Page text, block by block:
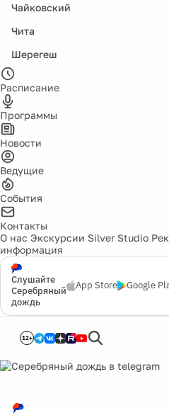
Чайковский
Чита
Шерегеш
Расписание
Программы
Новости
Ведущие
События
Контакты
О нас Экскурсии Silver Studio
информация
Слушайте
Серебряный
дождь
App Store Google
12+